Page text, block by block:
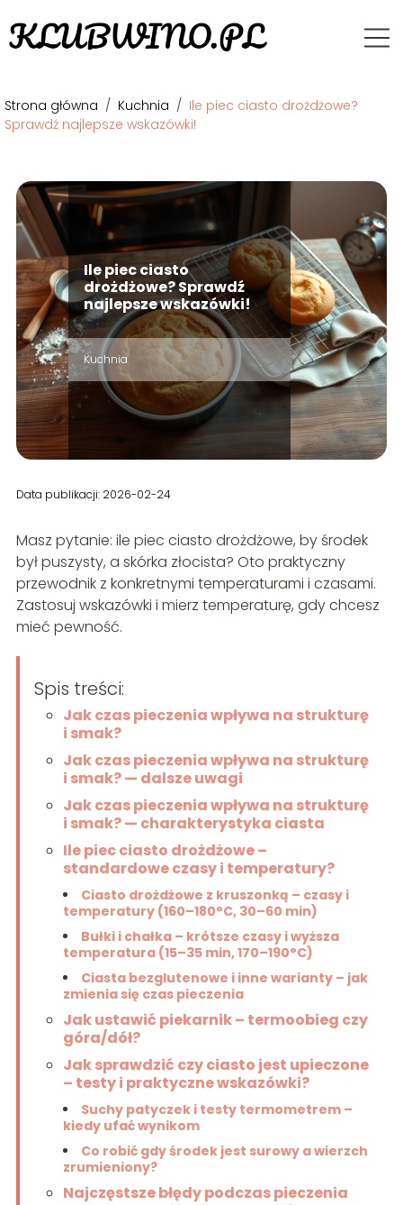
Strona główna / Kuchnia / Ile piec ciasto drożdżowe?
Sprawdź najlepsze wskazówki!
Ile piec ciasto
drożdżowe? Sprawdź
najlepsze wskazówki!
Kuchnia
Data publikacji: 2026-02-24
Masz pytanie: ile piec ciasto drożdżowe, by środek
był puszysty, a skórka złocista? Oto praktyczny
przewodnik z konkretnymi temperaturami i czasami.
Zastosuj wskazówki i mierz temperaturę, gdy chcesz
mieć pewność.
Spis treści:
Jak czas pieczenia wpływa na strukturę
i smak?
Jak czas pieczenia wpływa na strukturę
i smak? — dalsze uwagi
Jak czas pieczenia wpływa na strukturę
i smak? — charakterystyka ciasta
Ile piec ciasto drożdżowe –
standardowe czasy i temperatury?
Ciasto drożdżowe z kruszonką – czasy i
temperatury (160–180°C, 30–60 min)
Bułki i chałka – krótsze czasy i wyższa
temperatura (15–35 min, 170–190°C)
Ciasta bezglutenowe i inne warianty – jak
zmienia się czas pieczenia
Jak ustawić piekarnik – termoobieg czy
góra/dół?
Jak sprawdzić czy ciasto jest upieczone
– testy i praktyczne wskazówki?
Suchy patyczek i testy termometrem –
kiedy ufać wynikom
Co robić gdy środek jest surowy a wierzch
zrumieniony?
Najczęstsze błędy podczas pieczenia